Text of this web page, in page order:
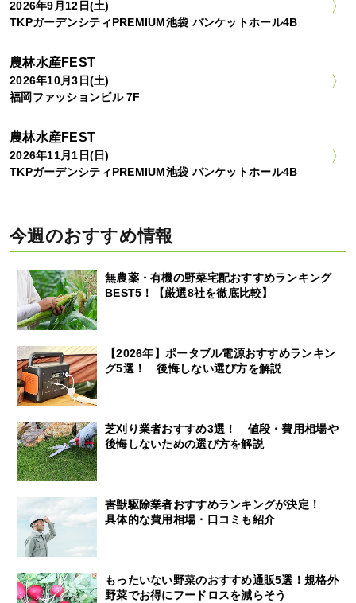
2026年9月12日(土)
TKPガーデンシティPREMIUM池袋 バンケットホール4B
農林水産FEST
2026年10月3日(土)
福岡ファッションビル 7F
農林水産FEST
2026年11月1日(日)
TKPガーデンシティPREMIUM池袋 バンケットホール4B
今週のおすすめ情報
無農薬・有機の野菜宅配おすすめランキング
BEST5！【厳選8社を徹底比較】
【2026年】ポータブル電源おすすめランキン
グ5選！ 後悔しない選び方を解説
芝刈り業者おすすめ3選！ 値段・費用相場や
後悔しないための選び方を解説
害獣駆除業者おすすめランキングが決定！
具体的な費用相場・口コミも紹介
もったいない野菜のおすすめ通販5選！規格外
野菜でお得にフードロスを減らそう